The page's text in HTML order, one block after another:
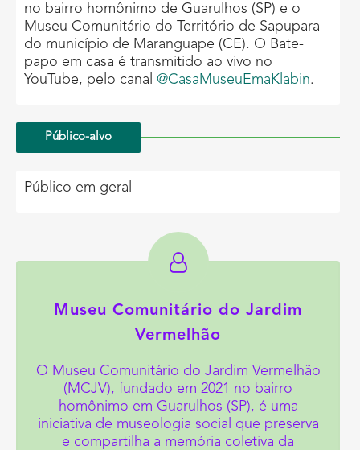
no bairro homônimo de Guarulhos (SP) e o
Museu Comunitário do Território de Sapupara
do município de Maranguape (CE). O Bate-
papo em casa é transmitido ao vivo no
YouTube, pelo canal @CasaMuseuEmaKlabin.
Público-alvo
Público em geral
Museu Comunitário do Jardim
Vermelhão
O Museu Comunitário do Jardim Vermelhão
(MCJV), fundado em 2021 no bairro
homônimo em Guarulhos (SP), é uma
iniciativa de museologia social que preserva
e compartilha a memória coletiva da